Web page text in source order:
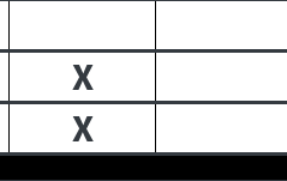
X
X